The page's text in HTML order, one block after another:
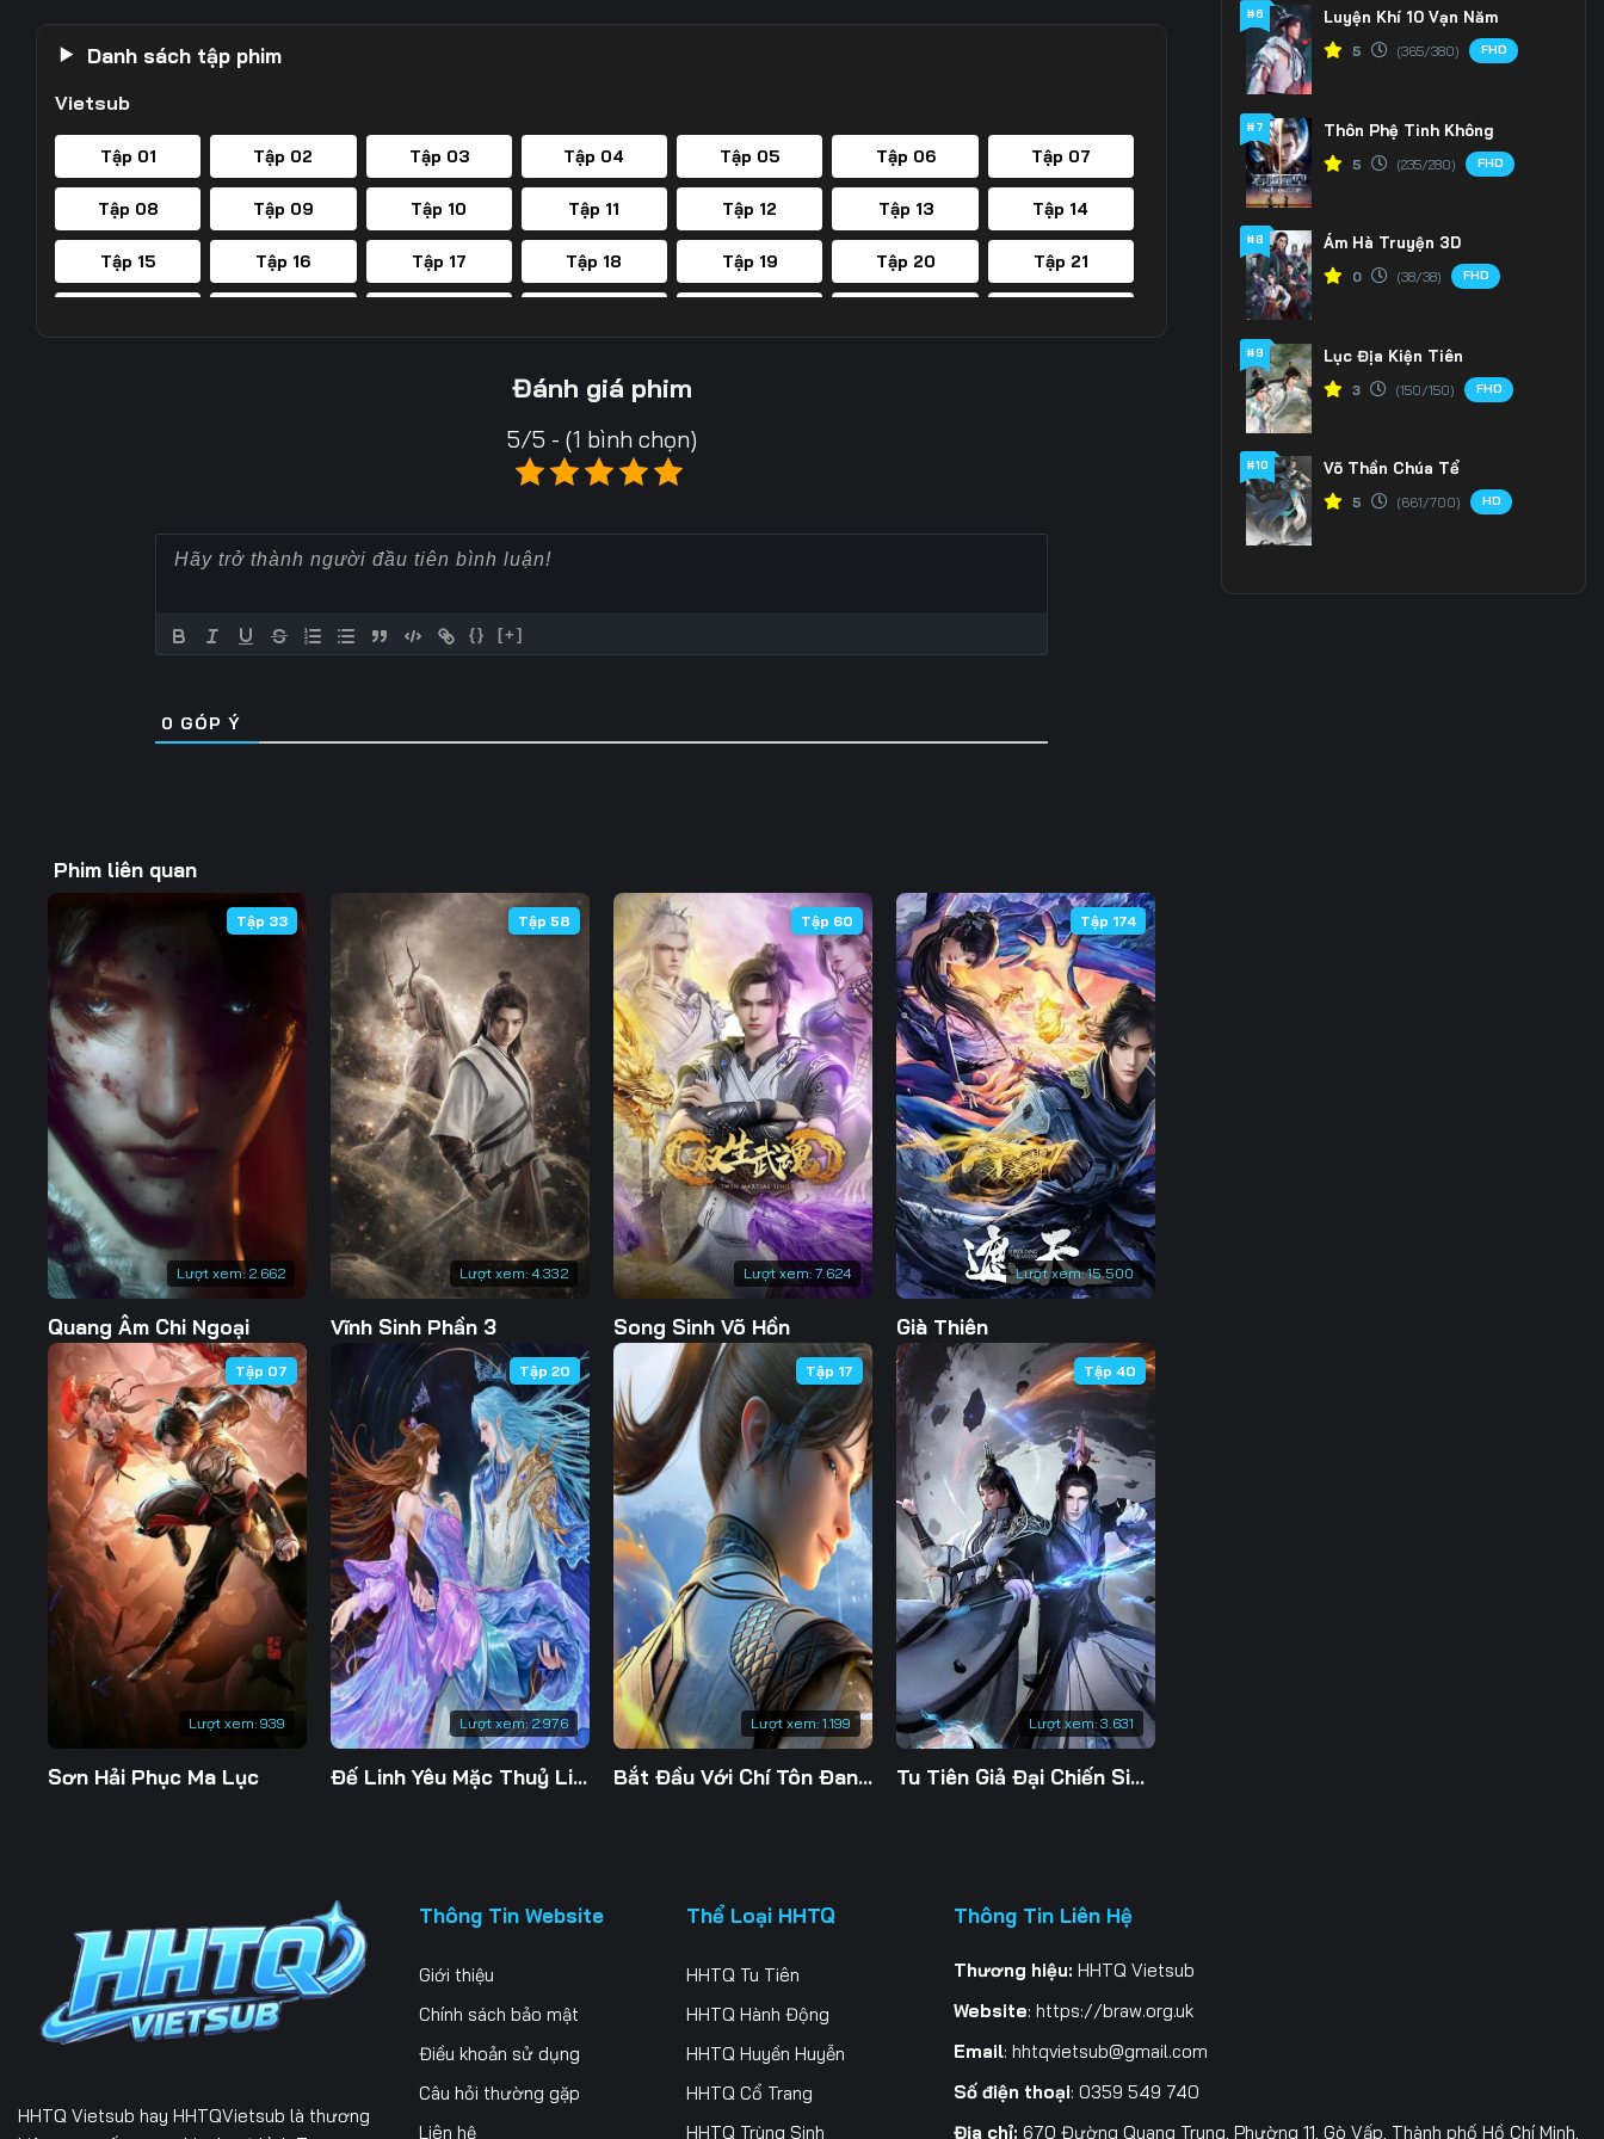
Danh sách tập phim
Vietsub
Tập 01 Tập 02 Tập 03 Tập 04 Tập 05 Tập 06 Tập 07
Tập 08 Tập 09 Tập 10 Tập 11 Tập 12 Tập 13 Tập 14
Tập 15 Tập 16 Tập 17 Tập 18 Tập 19 Tập 20 Tập 21
Tập 46
Tập 65 Tập 66
Tập 99 Tập 100 Tập 101 Tập 102 Tập 103 Tập 104 Tập 105
Tập 108 Tập 109 Tập 110 Tập 111 Tập 112
Tập 113 Tập 115 Tập 116 Tập 117 Tập 118 Tập 119
Tập 120 Tập 121 Tập 122 Tập 123 Tập 124 Tập 125 Tập 126
Tập 127 Tập 128 Tập 129 Tập 130 Tập 131 Tập 132 Tập 133
Tập 134 Tập 136 Tập 137 Tập 138 Tập 139 Tập 140
Tập 141 Tập 143 Tập 144 Tập 145 Tập 146 Tập 147
Tập 148 Tập 149 Tập 150 Tập 151 Tập 152 Tập 153 Tập 154
Tập 155 Tập 157 Tập 159
Tập 162 Tập 163 Tập 164
Đánh giá phim
5/5 - (1 bình chọn)
{} [+]
0 GÓP Ý
Phim liên quan
Lượt xem: 2.662
Tập 33
Quang Âm Chi Ngoại
Lượt xem: 4.332
Tập 58
Vĩnh Sinh Phần 3
Lượt xem: 7.624
Tập 60
Song Sinh Võ Hồn
Lượt xem:15.500
Tập 174
Già Thiên
Lượt xem: 939
Tập 07
Sơn Hải Phục Ma Lục
Lượt xem: 2.976
Tập 20
Đế Linh Yêu Mặc Thuỷ Linh Lung
Lượt xem: 1.199
Tập 17
Bắt Đầu Với Chí Tôn Đan Điền
Lượt xem: 3.631
Tập 40
Tu Tiên Giả Đại Chiến Siêu Năng Lực 3D
#6 Luyện Khí 10 Vạn Năm
5 (365/380) FHD
#7 Thôn Phệ Tinh Không
5 (235/280) FHD
#8 Ám Hà Truyện 3D
0 (38/38) FHD
#9 Lục Địa Kiện Tiên
3 (150/150) FHD
#10 Võ Thần Chúa Tể
5 (661/700) HD
HHTQ Vietsub hay HHTQVietsub là thương
Thông Tin Website
Giới thiệu
Chính sách bảo mật
Điều khoản sử dụng
Câu hỏi thường gặp
Liên hệ
Thể Loại HHTQ
HHTQ Tu Tiên
HHTQ Hành Động
HHTQ Huyền Huyễn
HHTQ Cổ Trang
HHTQ Trùng Sinh
Thông Tin Liên Hệ
Thương hiệu: HHTQ Vietsub
Website: https://braw.org.uk
Email: hhtqvietsub@gmail.com
Số điện thoại: 0359 549 740
Địa chỉ: 670 Đường Quang Trung, Phường 11, Gò Vấp, Thành phố Hồ Chí Minh,